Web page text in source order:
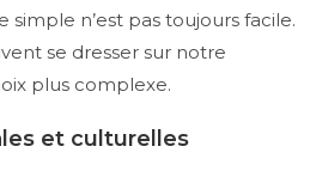
n’est pas toujours facile.
se dresser sur notre
plus complexe.
et culturelles